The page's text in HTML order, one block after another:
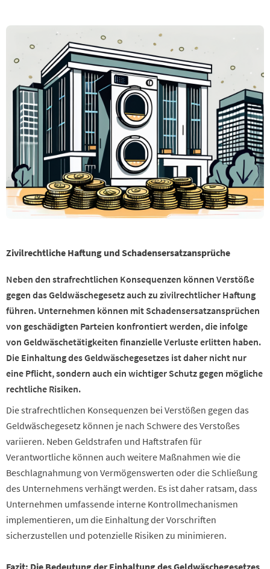
Zivilrechtliche Haftung und Schadensersatzansprüche
Neben den strafrechtlichen Konsequenzen können Verstöße
gegen das Geldwäschegesetz auch zu zivilrechtlicher Haftung
führen. Unternehmen können mit Schadensersatzansprüchen
von geschädigten Parteien konfrontiert werden, die infolge
von Geldwäschetätigkeiten finanzielle Verluste erlitten haben.
Die Einhaltung des Geldwäschegesetzes ist daher nicht nur
eine Pflicht, sondern auch ein wichtiger Schutz gegen mögliche
rechtliche Risiken.
Die strafrechtlichen Konsequenzen bei Verstößen gegen das
Geldwäschegesetz können je nach Schwere des Verstoßes
variieren. Neben Geldstrafen und Haftstrafen für
Verantwortliche können auch weitere Maßnahmen wie die
Beschlagnahmung von Vermögenswerten oder die Schließung
des Unternehmens verhängt werden. Es ist daher ratsam, dass
Unternehmen umfassende interne Kontrollmechanismen
implementieren, um die Einhaltung der Vorschriften
sicherzustellen und potenzielle Risiken zu minimieren.
Fazit: Die Bedeutung der Einhaltung des Geldwäschegesetzes